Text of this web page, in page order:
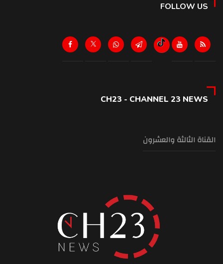
FOLLOW US
CH23 - CHANNEL 23 NEWS
القناة الثالثة والعشرون